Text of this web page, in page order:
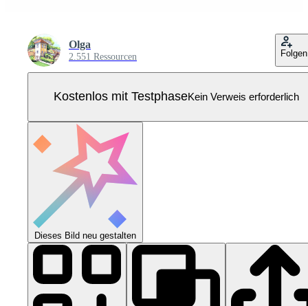
Olga
2.551 Ressourcen Folgen
Kostenlos mit TestphaseKein Verweis erforderlich
Dieses Bild neu gestalten